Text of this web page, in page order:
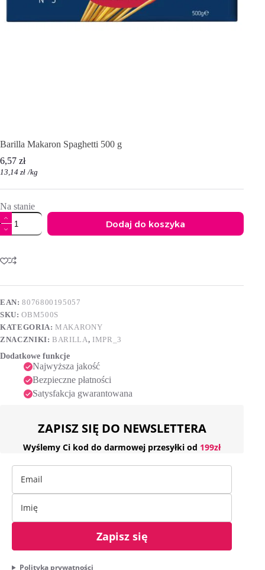
Barilla Makaron Spaghetti 500 g
6,57 zł
13,14 zł /kg
Na stanie
ilość
Barilla
Makaron
500
g
Dodaj do koszyka
t
r
a
t
i
v
:
EAN:8076800195057
SKU:OBM500S
KATEGORIA:MAKARONY
ZNACZNIKI:BARILLA, IMPR_3
Dodatkowe funkcje
Najwyższa jakość
Bezpieczne płatności
Satysfakcja gwarantowana
ZAPISZ SIĘ DO NEWSLETTERA
Wyślemy Ci kod do darmowej przesyłki od 199zł
Zapisz się
Polityka prywatności